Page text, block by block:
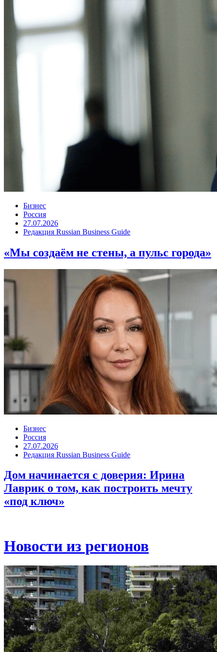
Бизнес
Россия
27.07.2026
Редакция Russian Business Guide
«Мы создаём не стены, а пульс города»
Бизнес
Россия
27.07.2026
Редакция Russian Business Guide
Дом начинается с доверия: Ирина
Лаврик о том, как построить мечту
«под ключ»
Новости из регионов